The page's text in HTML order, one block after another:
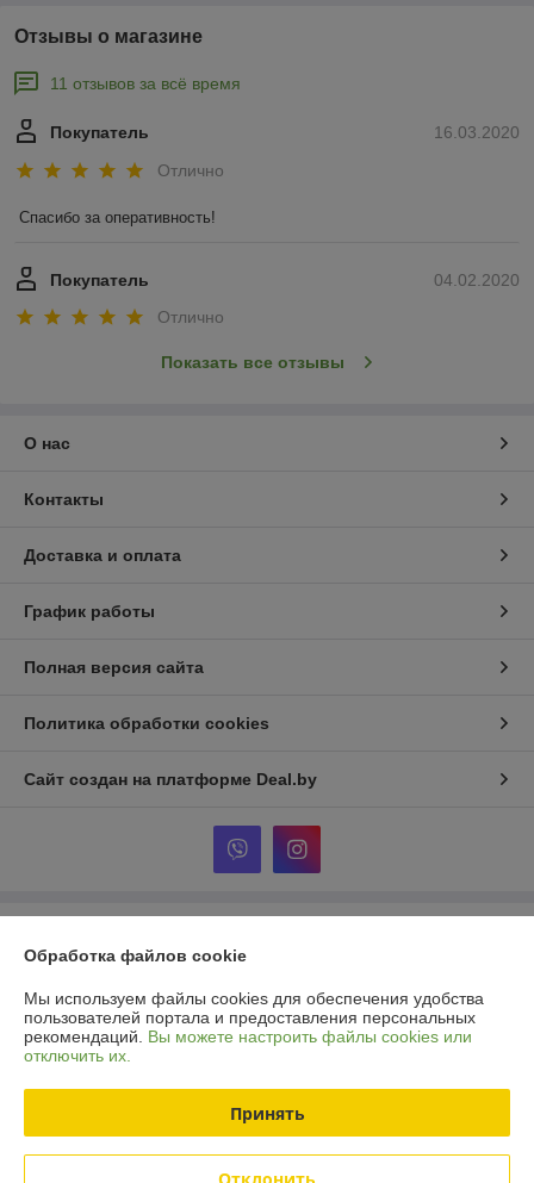
Отзывы о магазине
11 отзывов за всё время
16.03.2020
Покупатель
Отлично
Спасибо за оперативность!
04.02.2020
Покупатель
Отлично
Показать все отзывы
О нас
Контакты
Доставка и оплата
График работы
Полная версия сайта
Политика обработки cookies
Сайт создан на платформе Deal.by
225708, Брестская обл., г. Пинск, ул. Индустриальная, д. 5Д, офис 4.
Регистрационный номер ЕГР: 291836976
Регистрационный орган: Единый государственный регистр
Обработка файлов cookie
Мы используем файлы cookies для обеспечения удобства
пользователей портала и предоставления персональных
рекомендаций. Вы можете настроить файлы cookies или
отключить их.
Принять
Отклонить